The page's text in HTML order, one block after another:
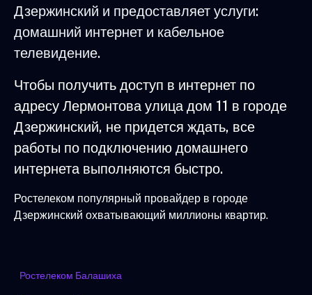
Дзержинский и предоставляет услуги:
домашний интернет и кабельное
телевидение.
Чтобы получить доступ в интернет по
адресу Лермонтова улица дом 11 в городе
Дзержинский, не придется ждать, все
работы по подключению домашнего
интернета выполняются быстро.
Ростелеком популярный провайдер в городе
Дзержинский охватывающий миллионы квартир.
Ростелеком Балашиха